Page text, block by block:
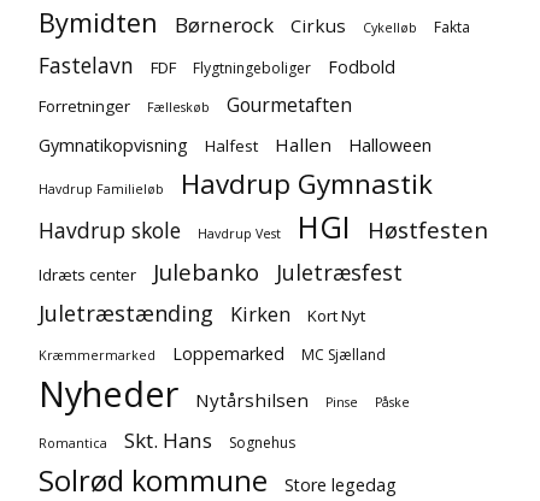
Bymidten Børnerock Cirkus Cykelløb Fakta
Fastelavn FDF Flygtningeboliger Fodbold
Forretninger Fælleskøb Gourmetaften
Gymnatikopvisning Halfest Hallen Halloween
Havdrup Familieløb Havdrup Gymnastik
Havdrup skole Havdrup Vest HGI Høstfesten
Idræts center Julebanko Juletræsfest
Juletræstænding Kirken Kort Nyt
Kræmmermarked Loppemarked MC Sjælland
Nyheder Nytårshilsen Pinse Påske
Romantica Skt. Hans Sognehus
Solrød kommune Store legedag